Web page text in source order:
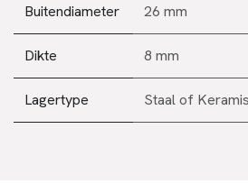
Buitendiameter 26 mm
Dikte 8 mm
Lagertype Staalof